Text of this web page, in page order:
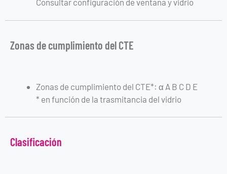
Consultar configuración de ventana y vidrio
Zonas de cumplimiento del CTE
Zonas de cumplimiento del CTE*: α A B C D E
* en función de la trasmitancia del vidrio
Clasificación